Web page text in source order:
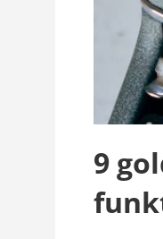
9